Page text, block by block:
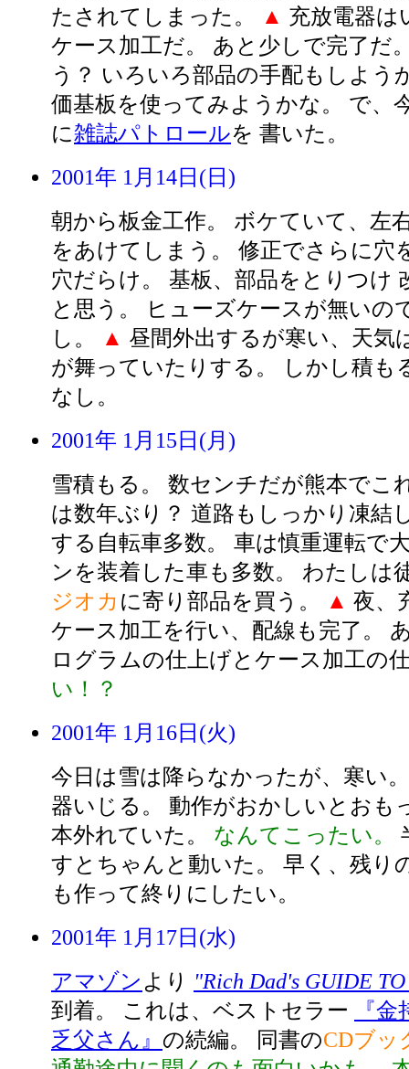
たされてしまった。
▲ 充放電器は
ケース加工だ。 あと少しで完了だ
う？ いろいろ部品の手配もしよう
価基板を使ってみようかな。 で、
に雑誌パトロールを 書いた。
2001年 1月14日(日)
朝から板金工作。 ボケていて、左
をあけてしまう。 修正でさらに穴
穴だらけ。 基板、部品をとりつけ
と思う。 ヒューズケースが無いの
し。
▲ 昼間外出するが寒い、天気
が舞っていたりする。 しかし積も
なし。
2001年 1月15日(月)
雪積もる。 数センチだが熊本でこ
は数年ぶり？ 道路もしっかり凍結
する自転車多数。 車は慎重運転で
ンを装着した車も多数。 わたしは
ジオカ に寄り部品を買う。 ▲ 夜、
ケース加工を行い、配線も完了。
ログラムの仕上げとケース加工の
い！？
2001年 1月16日(火)
今日は雪は降らなかったが、寒い
器いじる。 動作がおかしいとおも
本外れていた。 なんてこったい。
すとちゃんと動いた。 早く、残り
も作って終りにしたい。
2001年 1月17日(水)
アマゾン より
"Rich Dad's GUIDE
到着。 これは、ベストセラー
『
乏父さん』 の続編。 同書のCDブッ